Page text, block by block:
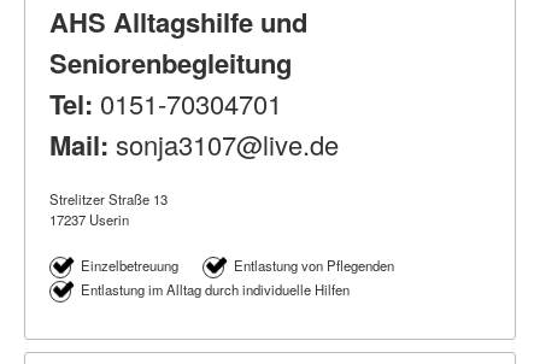
AHS Alltagshilfe und
Seniorenbegleitung
Tel: 0151-70304701
Mail: sonja3107@live.de
Strelitzer Straße 13
17237 Userin
Einzelbetreuung
Entlastung von Pflegenden
Entlastung im Alltag durch individuelle Hilfen